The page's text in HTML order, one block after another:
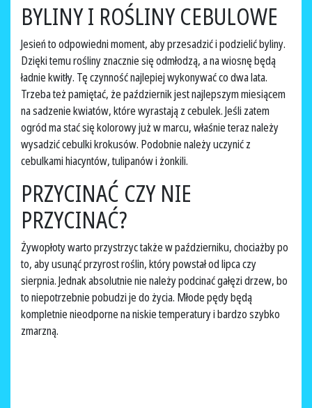
BYLINY I ROŚLINY CEBULOWE
Jesień to odpowiedni moment, aby przesadzić i podzielić byliny.
Dzięki temu rośliny znacznie się odmłodzą, a na wiosnę będą
ładnie kwitły. Tę czynność najlepiej wykonywać co dwa lata.
Trzeba też pamiętać, że październik jest najlepszym miesiącem
na sadzenie kwiatów, które wyrastają z cebulek. Jeśli zatem
ogród ma stać się kolorowy już w marcu, właśnie teraz należy
wysadzić cebulki krokusów. Podobnie należy uczynić z
cebulkami hiacyntów, tulipanów i żonkili.
PRZYCINAĆ CZY NIE
PRZYCINAĆ?
Żywopłoty warto przystrzyc także w październiku, chociażby po
to, aby usunąć przyrost roślin, który powstał od lipca czy
sierpnia. Jednak absolutnie nie należy podcinać gałęzi drzew, bo
to niepotrzebnie pobudzi je do życia. Młode pędy będą
kompletnie nieodporne na niskie temperatury i bardzo szybko
zmarzną.